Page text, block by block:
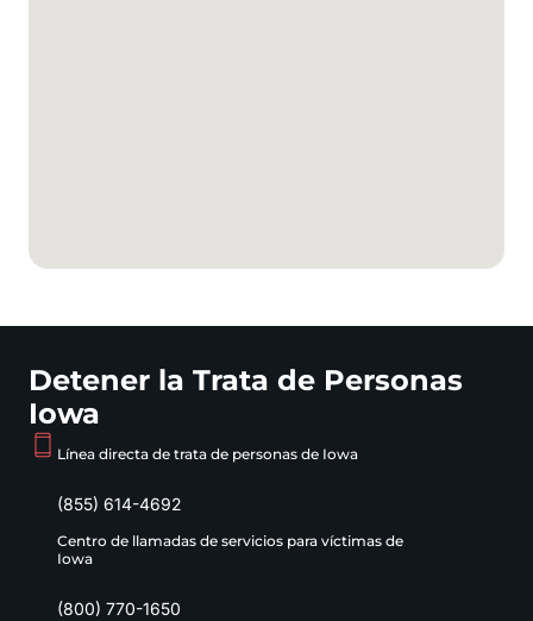
Detener la Trata de Personas
Iowa
Línea directa de trata de personas de Iowa
(855) 614-4692
Centro de llamadas de servicios para víctimas de
Iowa
(800) 770-1650